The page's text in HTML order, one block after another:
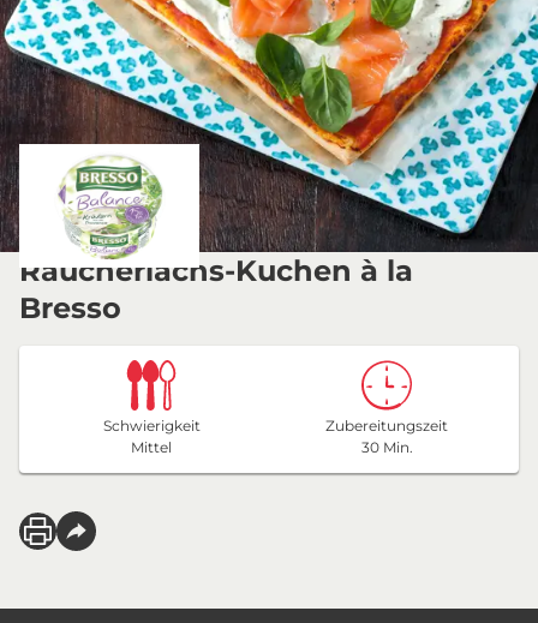
Räucherlachs-Kuchen à la
Bresso
Schwierigkeit
Mittel
Zubereitungszeit
30 Min.